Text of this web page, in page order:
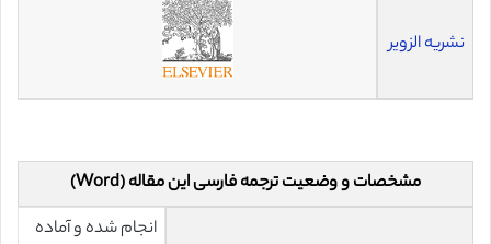
نشریه الزویر
مشخصات و وضعیت ترجمه فارسی این مقاله (Word)
انجام شده و آماده